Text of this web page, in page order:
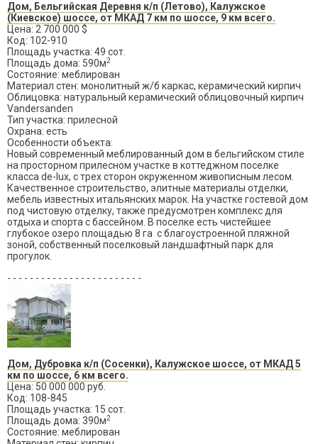
Дом, Бельгийская Деревня к/п (Летово), Калужское
(Киевское) шоссе, от МКАД 7 км по шоссе, 9 км всего.
Цена: 2 700 000 $
Код: 102-910
Площадь участка: 49 сот.
Площадь дома: 590м2
Состояние: меблирован
Материал стен: монолитный ж/б каркас, керамический кирпич
Облицовка: натуральный керамический облицовочный кирпич
Vandersanden
Тип участка: прилесной
Охрана: есть
Особенности объекта:
Новый современный меблированный дом в бельгийском стиле
на просторном прилесном участке в коттеджном поселке
класса de-lux, с трех сторон окруженном живописным лесом.
Качественное строительство, элитные материалы отделки,
мебель известных итальянских марок. На участке гостевой дом
под чистовую отделку, также предусмотрен комплекс для
отдыха и спорта с бассейном. В поселке есть чистейшее
глубокое озеро площадью 8 га с благоустроенной пляжной
зоной, собственный поселковый ландшафтный парк для
прогулок.
- - - - - - - - - - - - - - - - - - - - - - - -
Дом, Дубровка к/п (Сосенки), Калужское шоссе, от МКАД 5
км по шоссе, 6 км всего.
Цена: 50 000 000 руб.
Код: 108-845
Площадь участка: 15 сот.
Площадь дома: 390м2
Состояние: меблирован